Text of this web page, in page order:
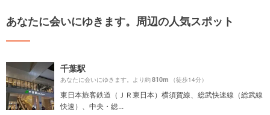
あなたに会いにゆきます。周辺の人気スポット
千葉駅
あなたに会いにゆきます。より約810m （徒歩14分）
東日本旅客鉄道（ＪＲ東日本）横須賀線、総武快速線（総武線
快速）、中央・総...